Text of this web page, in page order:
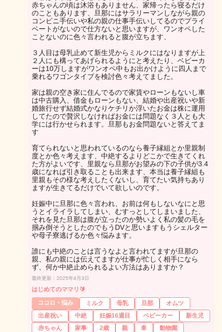
赤ちゃんの頃は沐浴もありません、家帰ったら寝るだけ
のこともあります、旦那にはサラリーマンしながら親の
コンビニ手伝いや私の親の仕事手伝いしてるのでプライ
ベートがないので仕方ないと思いますが、ワンオペした
ことないのに色々言われると腹が立ちます、
３人目は母乳止めて新生児からミルクにはなりますが上
２人にも構ってあげられるようにと考えたり、ベビーカ
ーは10万しますがワンオペ中もお出かけように四人まで
乗れるワゴンタイプを検討色々考えてました。
家は親の空き家に住んでるので家賃やローンもないし車
は中古購入、借金もローンもない、結婚や出産祝いや新
婚旅行せず結婚式かなりケチリか浮いたお金は株に運用
してたので贅沢しなければお金には問題なく３人とも大
学には行かせられます。旦那もお金問題ないと答えてま
す
育てられないと思われているのなら養子縁組とか里親制
度とか色々考えます、中絶するよりどこかで生きてくれ
た方がよいです、里親なら旦那がお望みの下の子供が3.4
歳になれば引き取ることも出来ます、本当は養子縁組も
里親もその様な考えしたくないし、育てたい気持ちあり
ますが生きてるだけでいて欲しいのです。
妊娠中に旦那に色々言われ、お前は何もしないなにと思
うとイライラしてしまい、むすっとしてしまいました、
それを見た旦那は腹が立ったのか勢いよく私の髪の毛を
掴み倒そうとしたのでもうDVと思いますもうシェルター
や母子寮逃げるか色々悩みます。
誰にも中絶のことは言うなよと言われてますが旦那の
親、私の親には伝えてますが仕事が忙しく相手になら
ず、何か中絶止められるよい方法はありますか？
最終更新：2025年4月3日
はじめてのママリ🔰
ココロ・悩み
ミルク 母乳 旦那
オムツ
出産祝い
中絶 妊娠16週目 ベビーカー
新生児
赤ちゃん
家事 2歳 親 車
動物園